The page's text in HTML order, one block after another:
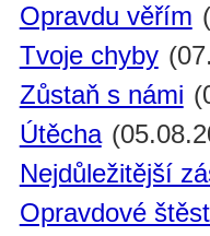
Opravdu věřím
Tvoje chyby
Zůstaň s námi
Útěcha
Nejdůležitější
Opravdové